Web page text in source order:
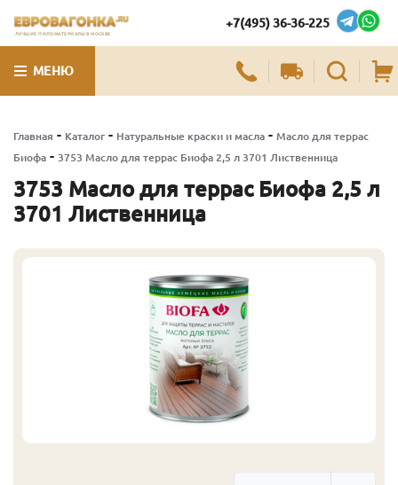
ЛУЧШИЕ ПИЛОМАТЕРИАЛЫ В МОСКВЕ
+7(495) 36-36-225
МЕНЮ
Главная - Каталог - Натуральные краски и масла - Масло для террас
Биофа - 3753 Масло для террас Биофа 2,5 л 3701 Лиственница
3753 Масло для террас Биофа 2,5 л
3701 Лиственница